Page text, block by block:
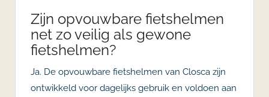
Zijn opvouwbare fietshelmen
net zo veilig als gewone
fietshelmen?
Ja. De opvouwbare fietshelmen van Closca zijn
ontwikkeld voor dagelijks gebruik en voldoen aan